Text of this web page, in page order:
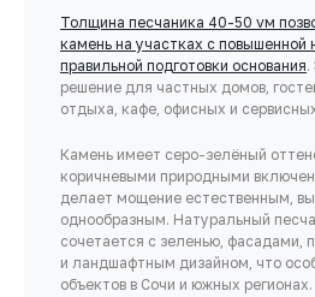
Толщина песчаника 40-50 vм
камень на участках с повышенной
правильной подготовки основания.
решение для частных домов,
отдыха, кафе, офисных и
Камень имеет серо-зелёный
коричневыми природными
делает мощение естественным,
однообразным. Натуральный
сочетается с зеленью, фасадами,
и ландшафтным дизайном, что
объектов в Сочи и южных регионах.